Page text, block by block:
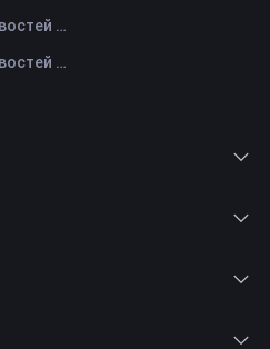
Краткий обзор криптоновостей FameEX за сегодня | 28 июля 2026 г
Краткий обзор криптоновостей FameEX за сегодня | 27 июля 2026 г